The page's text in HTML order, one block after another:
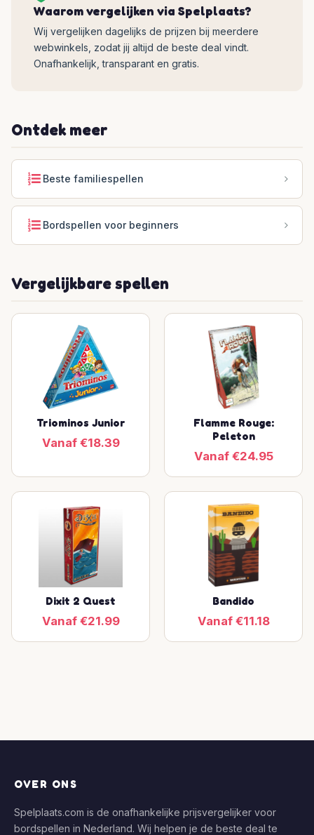
Waarom vergelijken via Spelplaats?
Wij vergelijken dagelijks de prijzen bij meerdere
webwinkels, zodat jij altijd de beste deal vindt.
Onafhankelijk, transparant en gratis.
Ontdek meer
Beste familiespellen
Bordspellen voor beginners
Vergelijkbare spellen
Triominos Junior
Vanaf €18.39
Flamme Rouge:
Peleton
Vanaf €24.95
Dixit 2 Quest
Vanaf €21.99
Bandido
Vanaf €11.18
OVER ONS
Spelplaats.com is de onafhankelijke prijsvergelijker voor
bordspellen in Nederland. Wij helpen je de beste deal te